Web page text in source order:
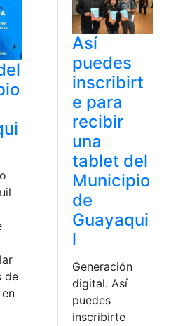
de
Así
puedes
inscribirt
e para
recibir
una
tablet del
Municipio
de
Guayaqui
l
Generación
digital. Así
puedes
inscribirte